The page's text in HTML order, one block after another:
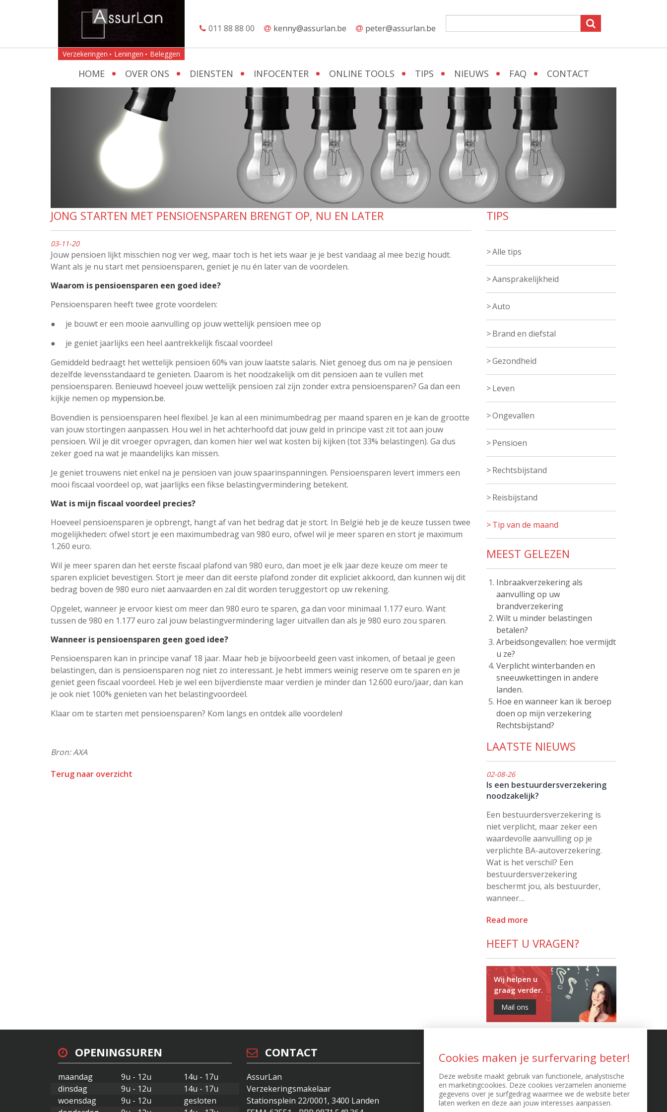
011 88 88 00 kenny@assurlan.be peter@assurlan.be
Verzekeringen Leningen Beleggen
HOME OVER ONS DIENSTEN INFOCENTER ONLINE TOOLS TIPS NIEUWS FAQ CONTACT
JONG STARTEN MET PENSIOENSPAREN BRENGT OP, NU EN LATER
03-11-20
Jouw pensioen lijkt misschien nog ver weg, maar toch is het iets waar je je best vandaag al mee bezig houdt.
Want als je nu start met pensioensparen, geniet je nu én later van de voordelen.
Waarom is pensioensparen een goed idee?
Pensioensparen heeft twee grote voordelen:
● je bouwt er een mooie aanvulling op jouw wettelijk pensioen mee op
● je geniet jaarlijks een heel aantrekkelijk fiscaal voordeel
Gemiddeld bedraagt het wettelijk pensioen 60% van jouw laatste salaris. Niet genoeg dus om na je pensioen
dezelfde levensstandaard te genieten. Daarom is het noodzakelijk om dit pensioen aan te vullen met
pensioensparen. Benieuwd hoeveel jouw wettelijk pensioen zal zijn zonder extra pensioensparen? Ga dan een
kijkje nemen op mypension.be.
Bovendien is pensioensparen heel flexibel. Je kan al een minimumbedrag per maand sparen en je kan de grootte
van jouw stortingen aanpassen. Hou wel in het achterhoofd dat jouw geld in principe vast zit tot aan jouw
pensioen. Wil je dit vroeger opvragen, dan komen hier wel wat kosten bij kijken (tot 33% belastingen). Ga dus
zeker goed na wat je maandelijks kan missen.
Je geniet trouwens niet enkel na je pensioen van jouw spaarinspanningen. Pensioensparen levert immers een
mooi fiscaal voordeel op, wat jaarlijks een fikse belastingvermindering betekent.
Wat is mijn fiscaal voordeel precies?
Hoeveel pensioensparen je opbrengt, hangt af van het bedrag dat je stort. In België heb je de keuze tussen twee
mogelijkheden: ofwel stort je een maximumbedrag van 980 euro, ofwel wil je meer sparen en stort je maximum
1.260 euro.
Wil je meer sparen dan het eerste fiscaal plafond van 980 euro, dan moet je elk jaar deze keuze om meer te
sparen expliciet bevestigen. Stort je meer dan dit eerste plafond zonder dit expliciet akkoord, dan kunnen wij dit
bedrag boven de 980 euro niet aanvaarden en zal dit worden teruggestort op uw rekening.
Opgelet, wanneer je ervoor kiest om meer dan 980 euro te sparen, ga dan voor minimaal 1.177 euro. Want
tussen de 980 en 1.177 euro zal jouw belastingvermindering lager uitvallen dan als je 980 euro zou sparen.
Wanneer is pensioensparen geen goed idee?
Pensioensparen kan in principe vanaf 18 jaar. Maar heb je bijvoorbeeld geen vast inkomen, of betaal je geen
belastingen, dan is pensioensparen nog niet zo interessant. Je hebt immers weinig reserve om te sparen en je
geniet geen fiscaal voordeel. Heb je wel een bijverdienste maar verdien je minder dan 12.600 euro/jaar, dan kan
je ook niet 100% genieten van het belastingvoordeel.
Klaar om te starten met pensioensparen? Kom langs en ontdek alle voordelen!
Bron: AXA
Terug naar overzicht
TIPS
Alle tips
Aansprakelijkheid
Auto
Brand en diefstal
Gezondheid
Leven
Ongevallen
Pensioen
Rechtsbijstand
Reisbijstand
Tip van de maand
MEEST GELEZEN
Inbraakverzekering als
aanvulling op uw
brandverzekering
Wilt u minder belastingen
betalen?
Arbeidsongevallen: hoe vermijdt
u ze?
Verplicht winterbanden en
sneeuwkettingen in andere
landen.
Hoe en wanneer kan ik beroep
doen op mijn verzekering
Rechtsbijstand?
LAATSTE NIEUWS
02-08-26
Is een bestuurdersverzekering
noodzakelijk?
Een bestuurdersverzekering is
niet verplicht, maar zeker een
waardevolle aanvulling op je
verplichte BA-autoverzekering.
Wat is het verschil? Een
bestuurdersverzekering
beschermt jou, als bestuurder,
wanneer…
Read more
HEEFT U VRAGEN?
Wij helpen u
graag verder.
Mail ons
OPENINGSUREN
maandag 9u - 12u
14u - 17u
dinsdag
9u - 12u
14u - 17u
woensdag
9u - 12u
gesloten
CONTACT
AssurLan
Verzekeringsmakelaar
Stationsplein 22/0001, 3400 Landen
EXTRA INFO
IDD Richtlijn
Disclaimer
Privacy clausule
Cookies maken je surfervaring beter!
Deze website maakt gebruik van functionele, analystische
en marketingcookies. Deze cookies verzamelen anonieme
gegevens over je surfgedrag waarmee we de website beter
laten werken en deze aan jouw interesses aanpassen.